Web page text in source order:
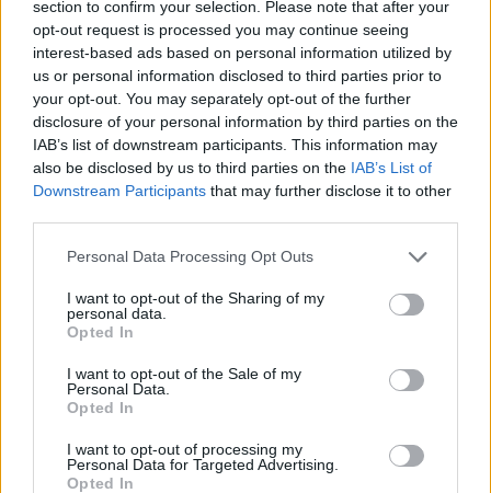
section to confirm your selection. Please note that after your
opt-out request is processed you may continue seeing
interest-based ads based on personal information utilized by
us or personal information disclosed to third parties prior to
your opt-out. You may separately opt-out of the further
disclosure of your personal information by third parties on the
IAB’s list of downstream participants. This information may
also be disclosed by us to third parties on the IAB’s List of
Downstream Participants that may further disclose it to other
Personal Data Processing Opt Outs
I want to opt-out of the Sharing of my
personal data.
Opted In
I want to opt-out of the Sale of my
Personal Data.
Opted In
I want to opt-out of processing my
Personal Data for Targeted Advertising.
Opted In
2026. augusztus 07., péntek
mutat be a Magyar Menyasszony
kiállítás